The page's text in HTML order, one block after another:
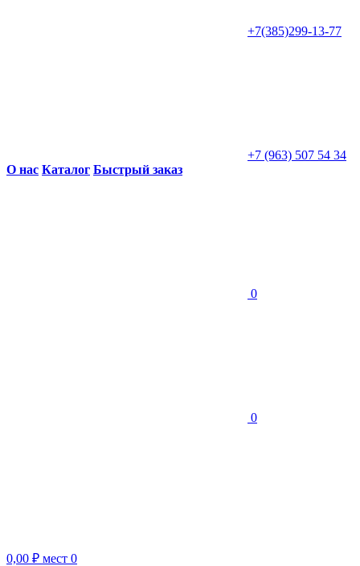
+7(385)299-13-77
+7 (963) 507 54 34
О нас Каталог Быстрый заказ
0
0
0,00 ₽ мест 0